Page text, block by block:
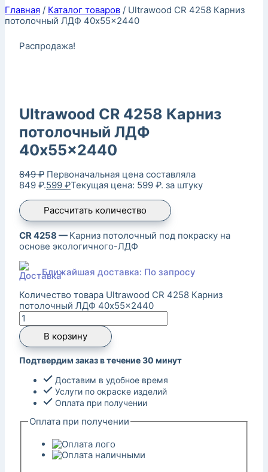
Главная / Каталог товаров / Ultrawood CR 4258 Карниз
потолочный ЛДФ 40x55x2440
Распродажа!
Ultrawood CR 4258 Карниз
потолочный ЛДФ
40x55x2440
849₽ Первоначальная цена составляла
849 ₽.599 ₽Текущая цена: 599 ₽. за штуку
Рассчитать количество
CR 4258 — Карниз потолочный под покраску на
основе экологичного-ЛДФ
Ближайшая доставка: По запросу
Количество товара Ultrawood CR 4258 Карниз
потолочный ЛДФ 40x55x2440
В корзину
Подтвердим заказ в течение 30 минут
Доставим в удобное время
Услуги по окраске изделий
Оплата при получении
Оплата при получении